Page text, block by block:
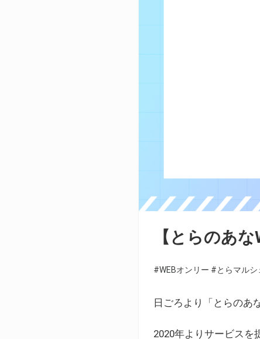
【とらのあ
#WEBオンリー #とらマルシ
日ごろより「とらのあ
2020年よりサービスを